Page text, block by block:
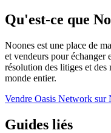
Qu'est-ce que
Noones est une place de
et vendeurs pour échanger
résolution des litiges et
monde entier.
Vendre Oasis Network sur
Guides liés